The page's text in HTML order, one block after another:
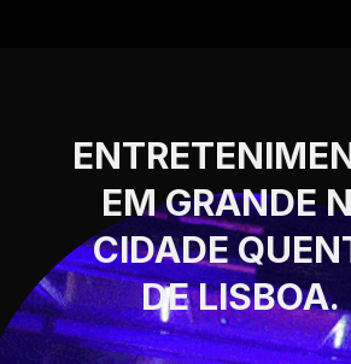
EM GRANDE
CIDADE
DE LISBOA.